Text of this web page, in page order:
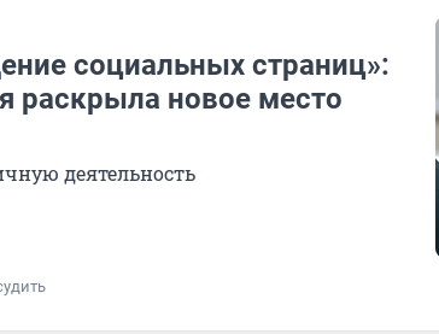
социальных страниц»:
раскрыла новое место
деятельность